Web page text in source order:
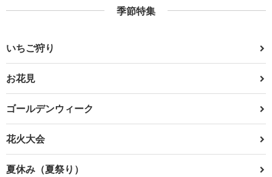
季節特集
いちご狩り
お花見
ゴールデンウィーク
花火大会
夏休み（夏祭り）